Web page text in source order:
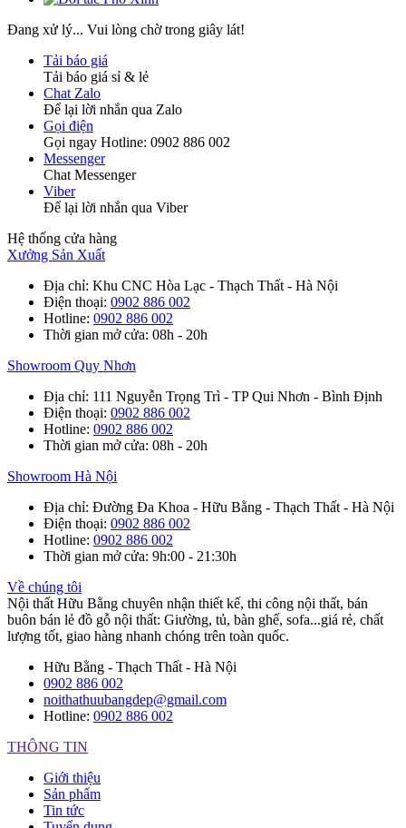
Đang xử lý... Vui lòng chờ trong giây lát!
Tải báo giá
Tải báo giá sỉ & lẻ
Chat Zalo
Để lại lời nhắn qua Zalo
Gọi điện
Gọi ngay Hotline: 0902 886 002
Messenger
Chat Messenger
Viber
Để lại lời nhắn qua Viber
Hệ thống cửa hàng
Xưởng Sản Xuất
Địa chỉ: Khu CNC Hòa Lạc - Thạch Thất - Hà Nội
Điện thoại: 0902 886 002
Hotline: 0902 886 002
Thời gian mở cửa: 08h - 20h
Showroom Quy Nhơn
Địa chỉ: 111 Nguyễn Trọng Trì - TP Qui Nhơn - Bình Định
Điện thoại: 0902 886 002
Hotline: 0902 886 002
Thời gian mở cửa: 08h - 20h
Showroom Hà Nội
Địa chỉ: Đường Đa Khoa - Hữu Bằng - Thạch Thất - Hà Nội
Điện thoại: 0902 886 002
Hotline: 0902 886 002
Thời gian mở cửa: 9h:00 - 21:30h
Về chúng tôi
Nội thất Hữu Bằng chuyên nhận thiết kế, thi công nội thất, bán
buôn bán lẻ đồ gỗ nội thất: Giường, tủ, bàn ghế, sofa...giá rẻ, chất
lượng tốt, giao hàng nhanh chóng trên toàn quốc.
Hữu Bằng - Thạch Thất - Hà Nội
0902 886 002
noithathuubangdep@gmail.com
Hotline: 0902 886 002
THÔNG TIN
Giới thiệu
Sản phẩm
Tin tức